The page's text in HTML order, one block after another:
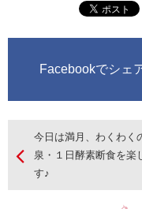
Facebookでシェ
今日は満月、わくわく
泉・１日酵素断食を楽
す♪